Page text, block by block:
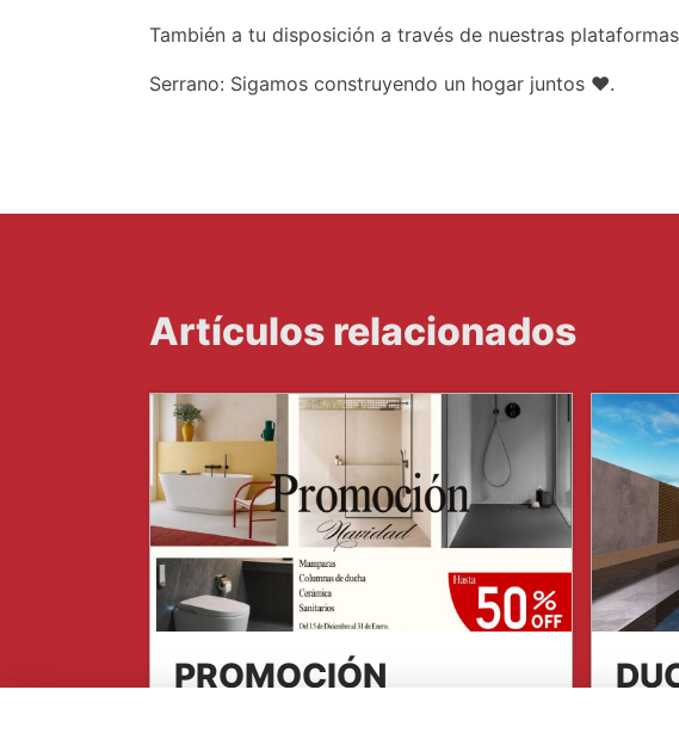
También a tu disposición a través de nuestras
Serrano: Sigamos construyendo un hogar juntos ❤.
Artículos relacionados
PROMOCIÓN